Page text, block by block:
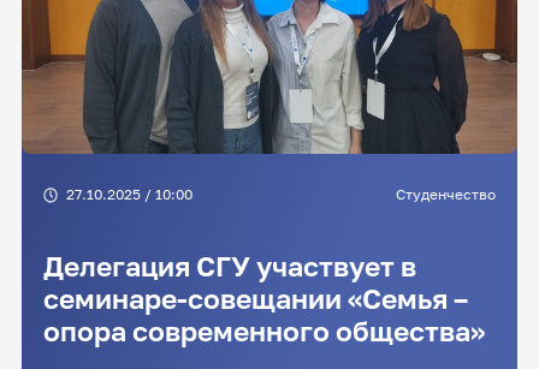
27.10.2025 / 10:00 Студенчество
Делегация СГУ участвует в
семинаре-совещании «Семья –
опора современного общества»